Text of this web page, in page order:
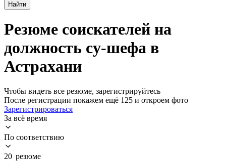
Найти
Резюме соискателей на
должность су-шефа в
Астрахани
Чтобы видеть все резюме, зарегистрируйтесь
После регистрации покажем ещё 125 и откроем фото
Зарегистрироваться
За всё время
По соответствию
20 резюме